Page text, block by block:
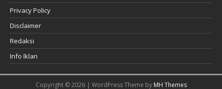
Privacy Policy
Disclaimer
Redaksi
Info Iklan
Copyright © 2026 | WordPress Theme by MH Themes